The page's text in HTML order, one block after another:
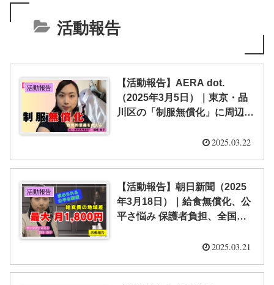
活動報告
活動報告
【活動報告】AERA dot.
（2025年3月5日）｜東京・品
川区の「制服無償化」に周辺自
は「教育的意義はあるのか」
2025.03.22
活動報告
【活動報告】朝日新聞（2025
年3月18日）｜給食無償化、公
平さ悩み 保護者負担、全国で
材料費【福嶋 尚子】 2025.03.21